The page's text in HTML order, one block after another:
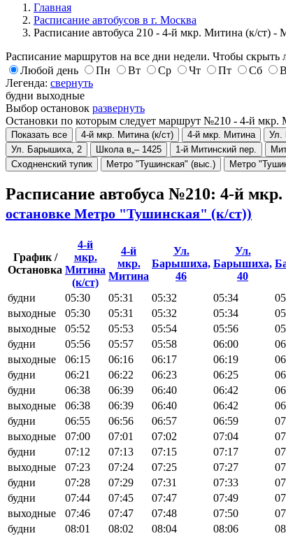
Главная
Расписание автобусов в г. Москва
Расписание автобуса 210 - 4-й мкр. Митина (к/ст) -
Расписание маршрутов на все дни недели. Чтобы скрыть
Любой день
Пн Вт Ср Чт Пт Сб
Легенда: свернуть
будни выходные
Выбор остановок развернуть
Остановки по которым следует маршрут №210 - 4-й
Показать все
4-й мкр. Митина (к/ст) 4-й мкр. Митина Ул.
Ул. Барышиха, 2
Школа в„– 1425 1-й Митинский пер.
Сходненский тупик
Метро "Тушинская" (выс.) Метро
Расписание автобуса №210: 4-й
остановке Метро "Тушинская" (к/ст))
График /
Остановка
4-й
мкр.
Митина
(к/ст)
4-й
мкр.
Митина
Ул.
Барышиха,
46
Ул.
Барышиха,
40
будни
05:30 05:31 05:32 05:34
выходные
05:30 05:31 05:32 05:34
выходные
05:52 05:53 05:54 05:56
будни
05:56 05:57 05:58 06:00
выходные
06:15 06:16 06:17 06:19
будни
06:21 06:22 06:23 06:25
будни
06:38 06:39 06:40 06:42
выходные
06:38 06:39 06:40 06:42
будни
06:55 06:56 06:57 06:59
выходные
07:00 07:01 07:02 07:04
будни
07:12 07:13 07:15 07:17
выходные
07:23 07:24 07:25 07:27
будни
07:28 07:29 07:31 07:33
будни
07:44 07:45 07:47 07:49
выходные
07:46 07:47 07:48 07:50
будни
08:01 08:02 08:04 08:06